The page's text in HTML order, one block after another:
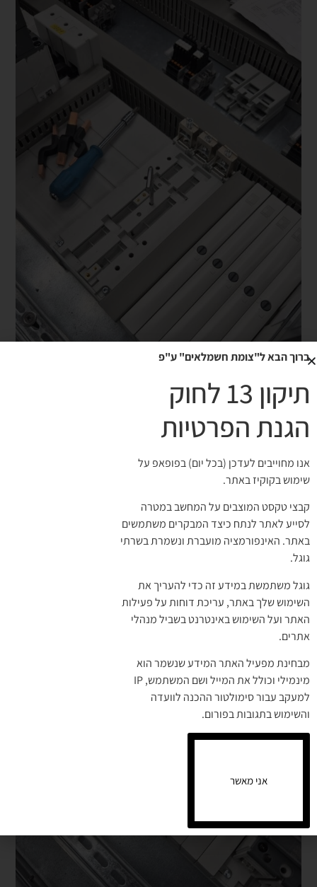
ברוך הבא ל"צומת חשמלאים" ע"פ
תיקון 13 לחוק
הגנת הפרטיות
אנו מחוייבים לעדכן (בכל יום) בפופאפ על
שימוש בקוקיז באתר.
קבצי טקסט המוצבים על המחשב במטרה
לסייע לאתר לנתח כיצד המבקרים משתמשים
באתר. האינפורמציה מועברת ונשמרת בשרתי
גוגל.
גוגל משתמשת במידע זה כדי להעריך את
השימוש שלך באתר, עריכת דוחות על פעילות
האתר ועל השימוש באינטרנט בשביל מנהלי
אתרים.
מבחינת מפעיל האתר המידע שנשמר הוא
מינמילי וכולל את המייל ושם המשתמש, IP
למעקב עבור סימולטור ההכנה לוועדה
והשימוש בתגובות בפורום.
אני מאשר